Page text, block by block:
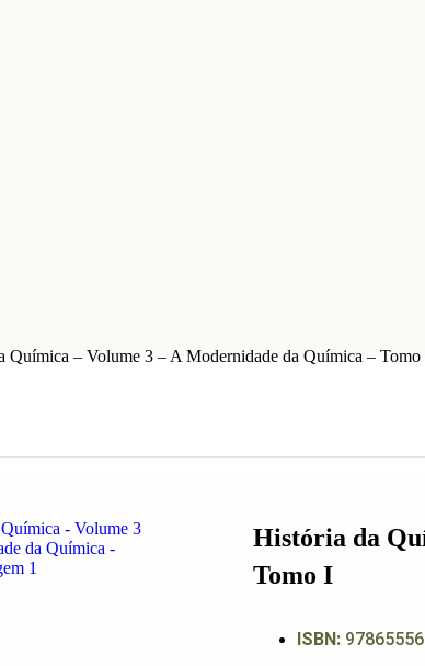
Química – Volume 3 – A Modernidade da Química – Tomo
História da
Tomo I
ISBN: